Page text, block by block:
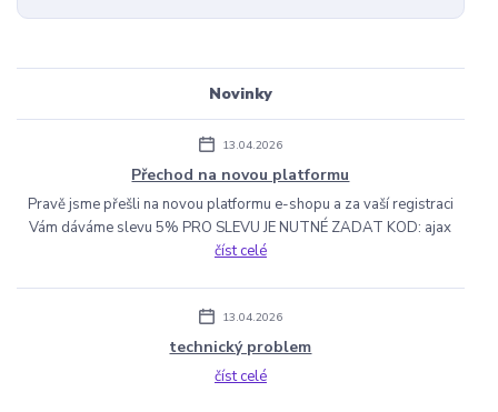
Novinky
13.04.2026
Přechod na novou platformu
Pravě jsme přešli na novou platformu e-shopu a za vaší registraci
Vám dáváme slevu 5% PRO SLEVU JE NUTNÉ ZADAT KOD: ajax
číst celé
13.04.2026
technický problem
číst celé